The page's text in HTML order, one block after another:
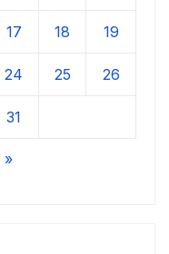
17 18 19
24 25 26
31
»